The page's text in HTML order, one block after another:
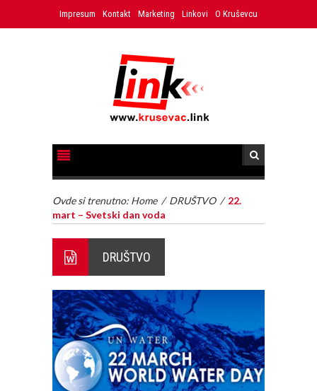
Impresum Kontakt Marketing Linkovi O Kruševcu
Ovde si trenutno: Home / DRUŠTVO / 22.
mart – Svetski dan voda
DRUŠTVO